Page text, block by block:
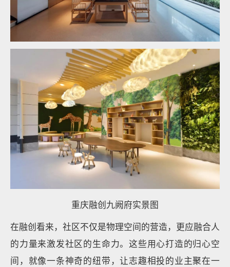
重庆融创九阙府实景图
在融创看来，社区不仅是物理空间的营造，更应融合人
的力量来激发社区的生命力。这些用心打造的归心空
间，就像一条神奇的纽带，让志趣相投的业主聚在一